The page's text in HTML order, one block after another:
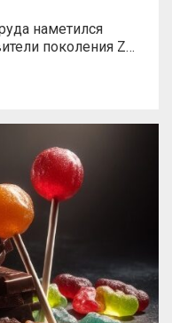
наметился
поколения Z…